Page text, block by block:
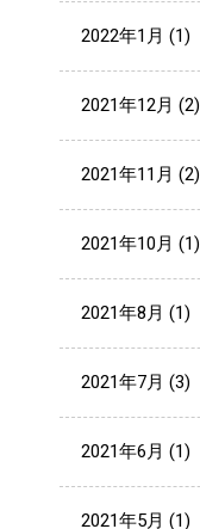
2022年1月 (1)
2021年12月 (2)
2021年11月 (2)
2021年10月 (1)
2021年8月 (1)
2021年7月 (3)
2021年6月 (1)
2021年5月 (1)